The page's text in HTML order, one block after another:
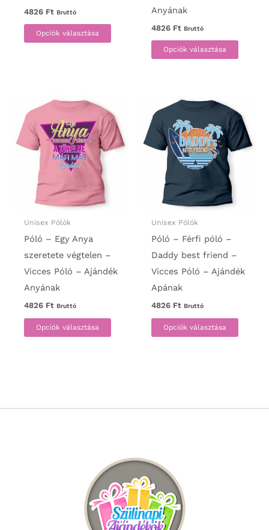
4826 Ft Bruttó
Opciók választása
Ennek
a
terméknek
van.
A
változatok
termékoldalon
választhatók
Anyának
4826 Ft Bruttó
Opciók választása
Ennek
a
van.
A
Unisex Pólók
Póló – Egy Anya
szeretete végtelen –
Vicces Póló – Ajándék
Anyának
4826 Ft Bruttó
Opciók választása
Ennek
a
termékoldalon
választhatók
ki
Unisex Pólók
Póló – Férfi póló –
Daddy best friend –
Vicces Póló – Ajándék
Apának
4826 Ft Bruttó
Opciók választása
Ennek
a